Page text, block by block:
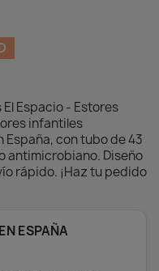
infantiles.
paño húmedo.
de 43 mm
cae por delante
y
decorativo.
España, con
infantil?
Espacio - Estores
infantiles
España, con tubo de 43
antimicrobiano. Diseño
rápido. ¡Haz tu pedido
ESPAÑA